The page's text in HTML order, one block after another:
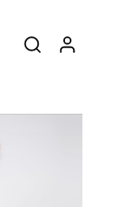
Otwórz